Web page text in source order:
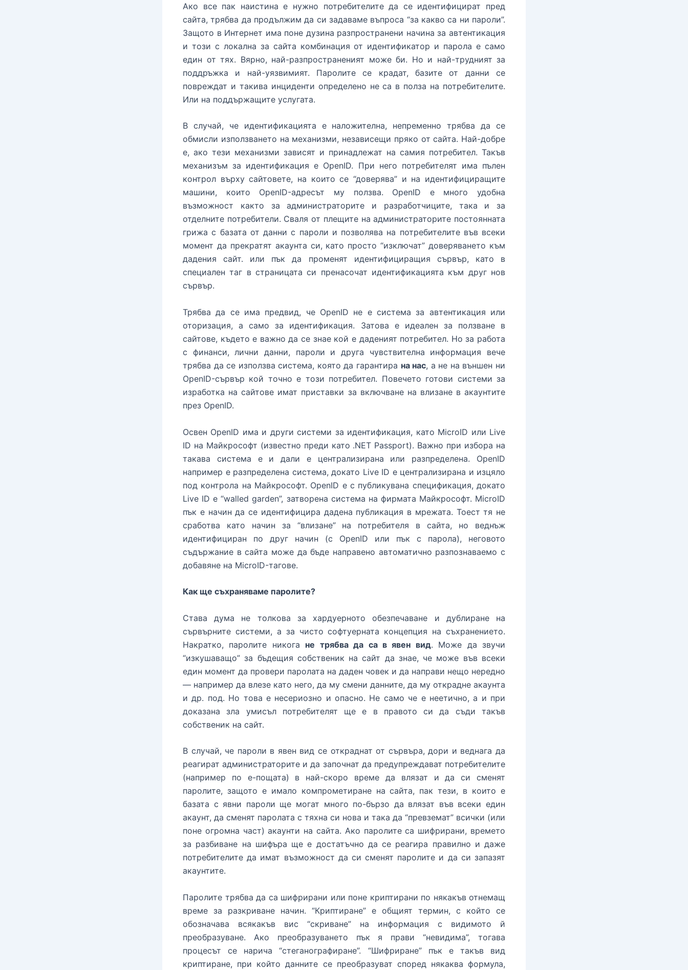
Ако все пак наистина е нужно потребителите да се идентифицират пред
сайта, трябва да продължим да си задаваме въпроса “за какво са ни пароли”.
Защото в Интернет има поне дузина разпространени начина за автентикация
и този с локална за сайта комбинация от идентификатор и парола е само
един от тях. Вярно, най-разпространеният може би. Но и най-трудният за
поддръжка и най-уязвимият. Паролите се крадат, базите от данни се
повреждат и такива инциденти определено не са в полза на потребителите.
Или на поддържащите услугата.
В случай, че идентификацията е наложителна, непременно трябва да се
обмисли използването на механизми, независещи пряко от сайта. Най-добре
е, ако тези механизми зависят и принадлежат на самия потребител. Такъв
механизъм за идентификация е OpenID. При него потребителят има пълен
контрол върху сайтовете, на които се “доверява” и на идентифициращите
машини, които OpenID-адресът му ползва. OpenID е много удобна
възможност както за администраторите и разработчиците, така и за
отделните потребители. Сваля от плещите на администраторите постоянната
грижа с базата от данни с пароли и позволява на потребителите във всеки
момент да прекратят акаунта си, като просто “изключат” доверяването към
дадения сайт. или пък да променят идентифициращия сървър, като в
специален таг в страницата си пренасочат идентификацията към друг нов
сървър.
Трябва да се има предвид, че OpenID не е система за автентикация или
оторизация, а само за идентификация. Затова е идеален за ползване в
сайтове, където е важно да се знае кой е даденият потребител. Но за работа
с финанси, лични данни, пароли и друга чувствителна информация вече
трябва да се използва система, която да гарантира на нас, а не на външен ни
OpenID-сървър кой точно е този потребител. Повечето готови системи за
изработка на сайтове имат приставки за включване на влизане в акаунтите
през OpenID.
Освен OpenID има и други системи за идентификация, като MicroID или Live
ID на Майкрософт (известно преди като .NET Passport). Важно при избора на
такава система е и дали е централизирана или разпределена. OpenID
например е разпределена система, докато Live ID е централизирана и изцяло
под контрола на Майкрософт. OpenID е с публикувана спецификация, докато
Live ID е “walled garden”, затворена система на фирмата Майкрософт. MicroID
пък е начин да се идентифицира дадена публикация в мрежата. Тоест тя не
сработва като начин за “влизане” на потребителя в сайта, но веднъж
идентифициран по друг начин (с OpenID или пък с парола), неговото
съдържание в сайта може да бъде направено автоматично разпознаваемо с
добавяне на MicroID-тагове.
Как ще съхраняваме паролите?
Става дума не толкова за хардуерното обезпечаване и дублиране на
сървърните системи, а за чисто софтуерната концепция на съхранението.
Накратко, паролите никога не трябва да са в явен вид. Може да звучи
“изкушаващо” за бъдещия собственик на сайт да знае, че може във всеки
един момент да провери паролата на даден човек и да направи нещо нередно
— например да влезе като него, да му смени данните, да му открадне акаунта
и др. под. Но това е несериозно и опасно. Не само че е неетично, а и при
доказана зла умисъл потребителят ще е в правото си да съди такъв
собственик на сайт.
В случай, че пароли в явен вид се откраднат от сървъра, дори и веднага да
реагират администраторите и да започнат да предупреждават потребителите
(например по е-пощата) в най-скоро време да влязат и да си сменят
паролите, защото е имало компрометиране на сайта, пак тези, в които е
базата с явни пароли ще могат много по-бързо да влязат във всеки един
акаунт, да сменят паролата с тяхна си нова и така да “превземат” всички (или
поне огромна част) акаунти на сайта. Ако паролите са шифрирани, времето
за разбиване на шифъра ще е достатъчно да се реагира правилно и даже
потребителите да имат възможност да си сменят паролите и да си запазят
акаунтите.
Паролите трябва да са шифрирани или поне криптирани по някакъв отнемащ
време за разкриване начин. “Криптиране” е общият термин, с който се
обозначава всякакъв вис “скриване” на информация с видимото й
преобразуване. Ако преобразуването пък я прави “невидима”, тогава
процесът се нарича “стеганографиране”. “Шифриране” пък е такъв вид
криптиране, при който данните се преобразуват според някаква формула,